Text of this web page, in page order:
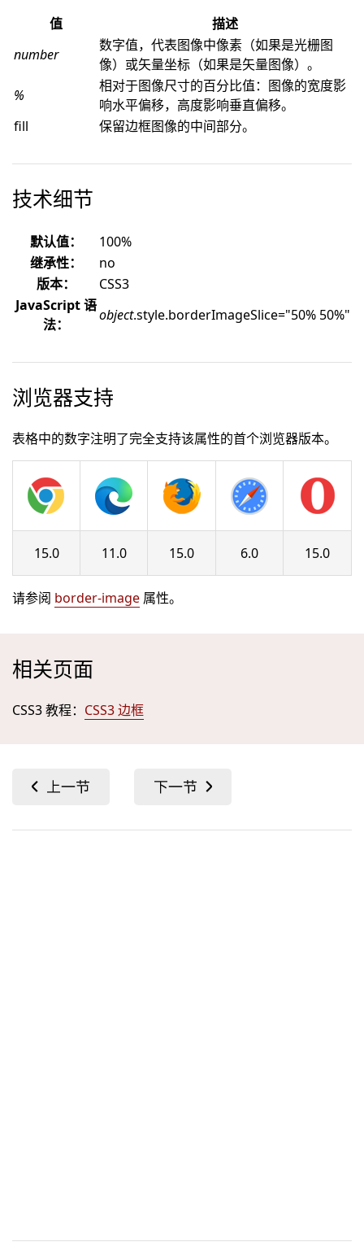
值
描述
number
数字值，代表图像中像素（如果是光栅图
像）或矢量坐标（如果是矢量图像）。
%
相对于图像尺寸的百分比值：图像的宽度影
响水平偏移，高度影响垂直偏移。
fill
保留边框图像的中间部分。
技术细节
默认值：
100%
继承性：
no
版本：
CSS3
JavaScript 语
法：
object.style.borderImageSlice="50% 50%"
浏览器支持
表格中的数字注明了完全支持该属性的首个浏览器版本。
15.0 11.0 15.0 6.0 15.0
请参阅 border-image 属性。
相关页面
CSS3 教程： CSS3 边框